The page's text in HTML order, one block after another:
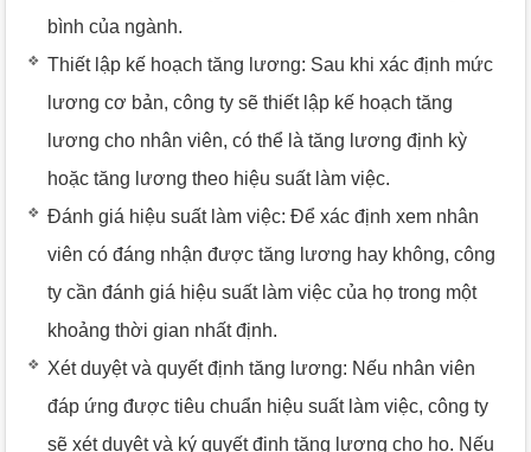
bình của ngành.
Thiết lập kế hoạch tăng lương: Sau khi xác định mức
lương cơ bản, công ty sẽ thiết lập kế hoạch tăng
lương cho nhân viên, có thể là tăng lương định kỳ
hoặc tăng lương theo hiệu suất làm việc.
Đánh giá hiệu suất làm việc: Để xác định xem nhân
viên có đáng nhận được tăng lương hay không, công
ty cần đánh giá hiệu suất làm việc của họ trong một
khoảng thời gian nhất định.
Xét duyệt và quyết định tăng lương: Nếu nhân viên
đáp ứng được tiêu chuẩn hiệu suất làm việc, công ty
sẽ xét duyệt và ký quyết định tăng lương cho họ. Nếu